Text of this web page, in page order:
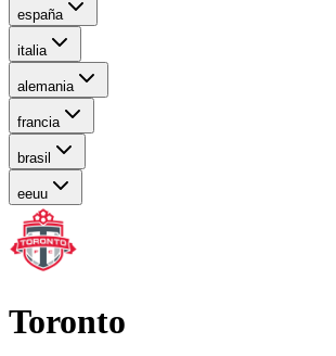
españa
italia
alemania
francia
brasil
eeuu
Toronto